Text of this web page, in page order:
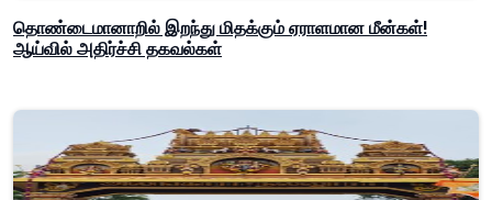
தொண்டைமானாறில் இறந்து மிதக்கும் ஏராளமான மீன்கள்!
ஆய்வில் அதிர்ச்சி தகவல்கள்